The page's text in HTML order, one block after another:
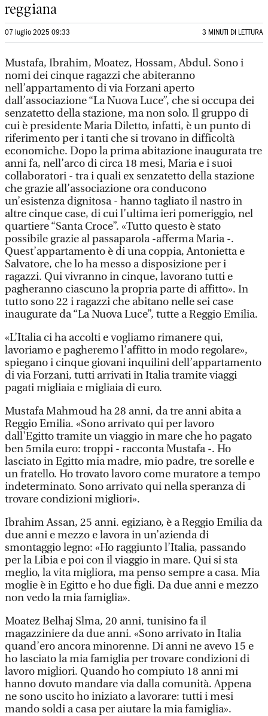
reggiana
07 luglio 2025 09:33 3 MINUTI DI LETTURA
Mustafa, Ibrahim, Moatez, Hossam, Abdul. Sono i
nomi dei cinque ragazzi che abiteranno
nell’appartamento di via Forzani aperto
dall’associazione “La Nuova Luce”, che si occupa dei
senzatetto della stazione, ma non solo. Il gruppo di
cui è presidente Maria Diletto, infatti, è un punto di
riferimento per i tanti che si trovano in difficoltà
economiche. Dopo la prima abitazione inaugurata tre
anni fa, nell’arco di circa 18 mesi, Maria e i suoi
collaboratori - tra i quali ex senzatetto della stazione
che grazie all’associazione ora conducono
un’esistenza dignitosa - hanno tagliato il nastro in
altre cinque case, di cui l’ultima ieri pomeriggio, nel
quartiere “Santa Croce”. «Tutto questo è stato
possibile grazie al passaparola -afferma Maria -.
Quest’appartamento è di una coppia, Antonietta e
Salvatore, che lo ha messo a disposizione per i
ragazzi. Qui vivranno in cinque, lavorano tutti e
pagheranno ciascuno la propria parte di affitto». In
tutto sono 22 i ragazzi che abitano nelle sei case
inaugurate da “La Nuova Luce”, tutte a Reggio Emilia.
«L’Italia ci ha accolti e vogliamo rimanere qui,
lavoriamo e pagheremo l’affitto in modo regolare»,
spiegano i cinque giovani inquilini dell’appartamento
di via Forzani, tutti arrivati in Italia tramite viaggi
pagati migliaia e migliaia di euro.
Mustafa Mahmoud ha 28 anni, da tre anni abita a
Reggio Emilia. «Sono arrivato qui per lavoro
dall'Egitto tramite un viaggio in mare che ho pagato
ben 5mila euro: troppi - racconta Mustafa -. Ho
lasciato in Egitto mia madre, mio padre, tre sorelle e
un fratello. Ho trovato lavoro come muratore a tempo
indeterminato. Sono arrivato qui nella speranza di
trovare condizioni migliori».
Ibrahim Assan, 25 anni. egiziano, è a Reggio Emilia da
due anni e mezzo e lavora in un’azienda di
smontaggio legno: «Ho raggiunto l’Italia, passando
per la Libia e poi con il viaggio in mare. Qui si sta
meglio, la vita migliora, ma penso sempre a casa. Mia
moglie è in Egitto e ho due figli. Da due anni e mezzo
non vedo la mia famiglia».
Moatez Belhaj Slma, 20 anni, tunisino fa il
magazziniere da due anni. «Sono arrivato in Italia
quand’ero ancora minorenne. Di anni ne avevo 15 e
ho lasciato la mia famiglia per trovare condizioni di
lavoro migliori. Quando ho compiuto 18 anni mi
hanno dovuto mandare via dalla comunità. Appena
ne sono uscito ho iniziato a lavorare: tutti i mesi
mando soldi a casa per aiutare la mia famiglia».